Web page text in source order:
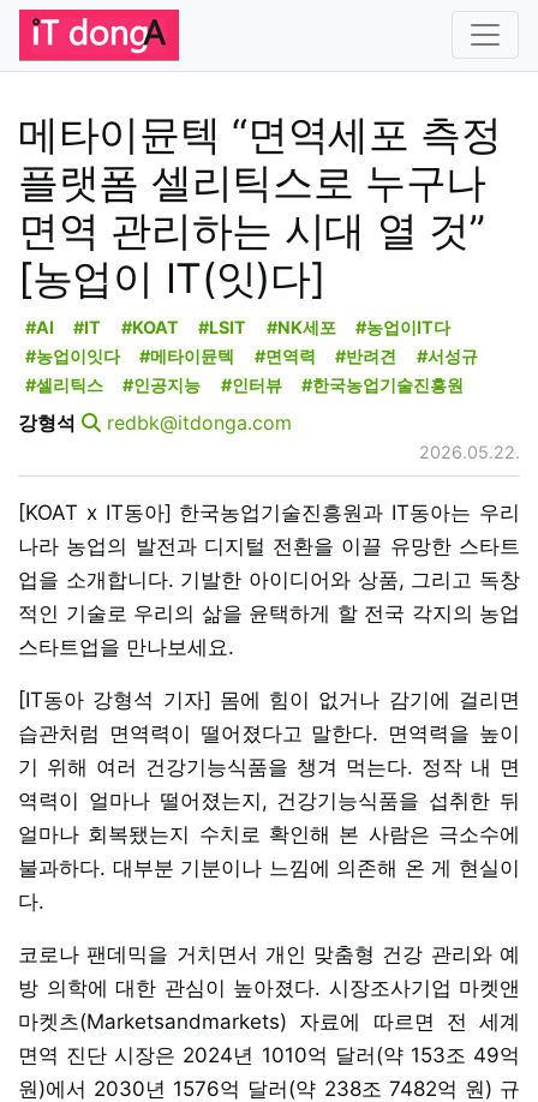
메타이뮨텍 “면역세포 측정
플랫폼 셀리틱스로 누구나
면역 관리하는 시대 열 것”
[농업이 IT(잇)다]
#AI #IT #KOAT #LSIT #NK세포
#농업이IT다
#농업이잇다
#메타이뮨텍 #면역력 #반려견
#서성규
#셀리틱스
#인공지능 #인터뷰 #한국농업기술진흥원
강형석 redbk@itdonga.com
2026.05.22.
[KOAT x IT동아] 한국농업기술진흥원과 IT동아는 우리
나라 농업의 발전과 디지털 전환을 이끌 유망한 스타트
업을 소개합니다. 기발한 아이디어와 상품, 그리고 독창
적인 기술로 우리의 삶을 윤택하게 할 전국 각지의 농업
스타트업을 만나보세요.
[IT동아 강형석 기자] 몸에 힘이 없거나 감기에 걸리면
습관처럼 면역력이 떨어졌다고 말한다. 면역력을 높이
기 위해 여러 건강기능식품을 챙겨 먹는다. 정작 내 면
역력이 얼마나 떨어졌는지, 건강기능식품을 섭취한 뒤
얼마나 회복됐는지 수치로 확인해 본 사람은 극소수에
불과하다. 대부분 기분이나 느낌에 의존해 온 게 현실이
다.
코로나 팬데믹을 거치면서 개인 맞춤형 건강 관리와 예
방 의학에 대한 관심이 높아졌다. 시장조사기업 마켓앤
마켓츠(Marketsandmarkets) 자료에 따르면 전 세계
면역 진단 시장은 2024년 1010억 달러(약 153조 49억
원)에서 2030년 1576억 달러(약 238조 7482억 원) 규